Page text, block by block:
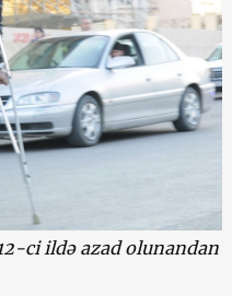
ci ildə azad olunandan